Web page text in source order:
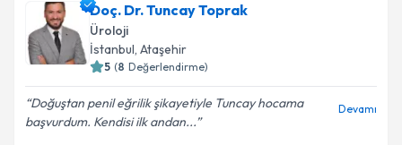
Doç. Dr. Tuncay Toprak
Üroloji
İstanbul, Ataşehir
5 (8 Değerlendirme)
Doğuştan penil eğrilik şikayetiyle Tuncay hocama
başvurdum. Kendisi ilk andan...
Devamı